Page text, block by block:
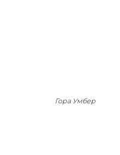
Гора Умбер